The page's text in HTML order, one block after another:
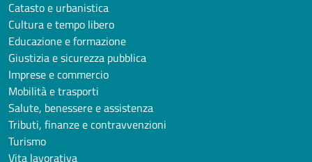
Catasto e urbanistica
Cultura e tempo libero
Educazione e formazione
Giustizia e sicurezza pubblica
Imprese e commercio
Mobilità e trasporti
Salute, benessere e assistenza
Tributi, finanze e contravvenzioni
Turismo
Vita lavorativa